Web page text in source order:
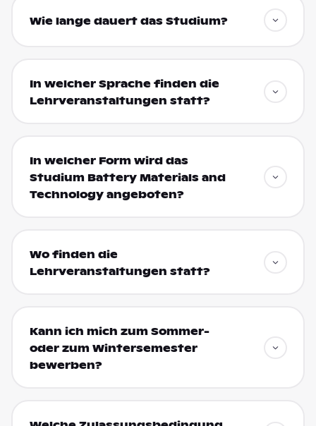
Wie lange dauert das Studium?
In welcher Sprache finden die
Lehrveranstaltungen statt?
In welcher Form wird das
Studium Battery Materials and
Technology angeboten?
Wo finden die
Lehrveranstaltungen statt?
Kann ich mich zum Sommer-
oder zum Wintersemester
bewerben?